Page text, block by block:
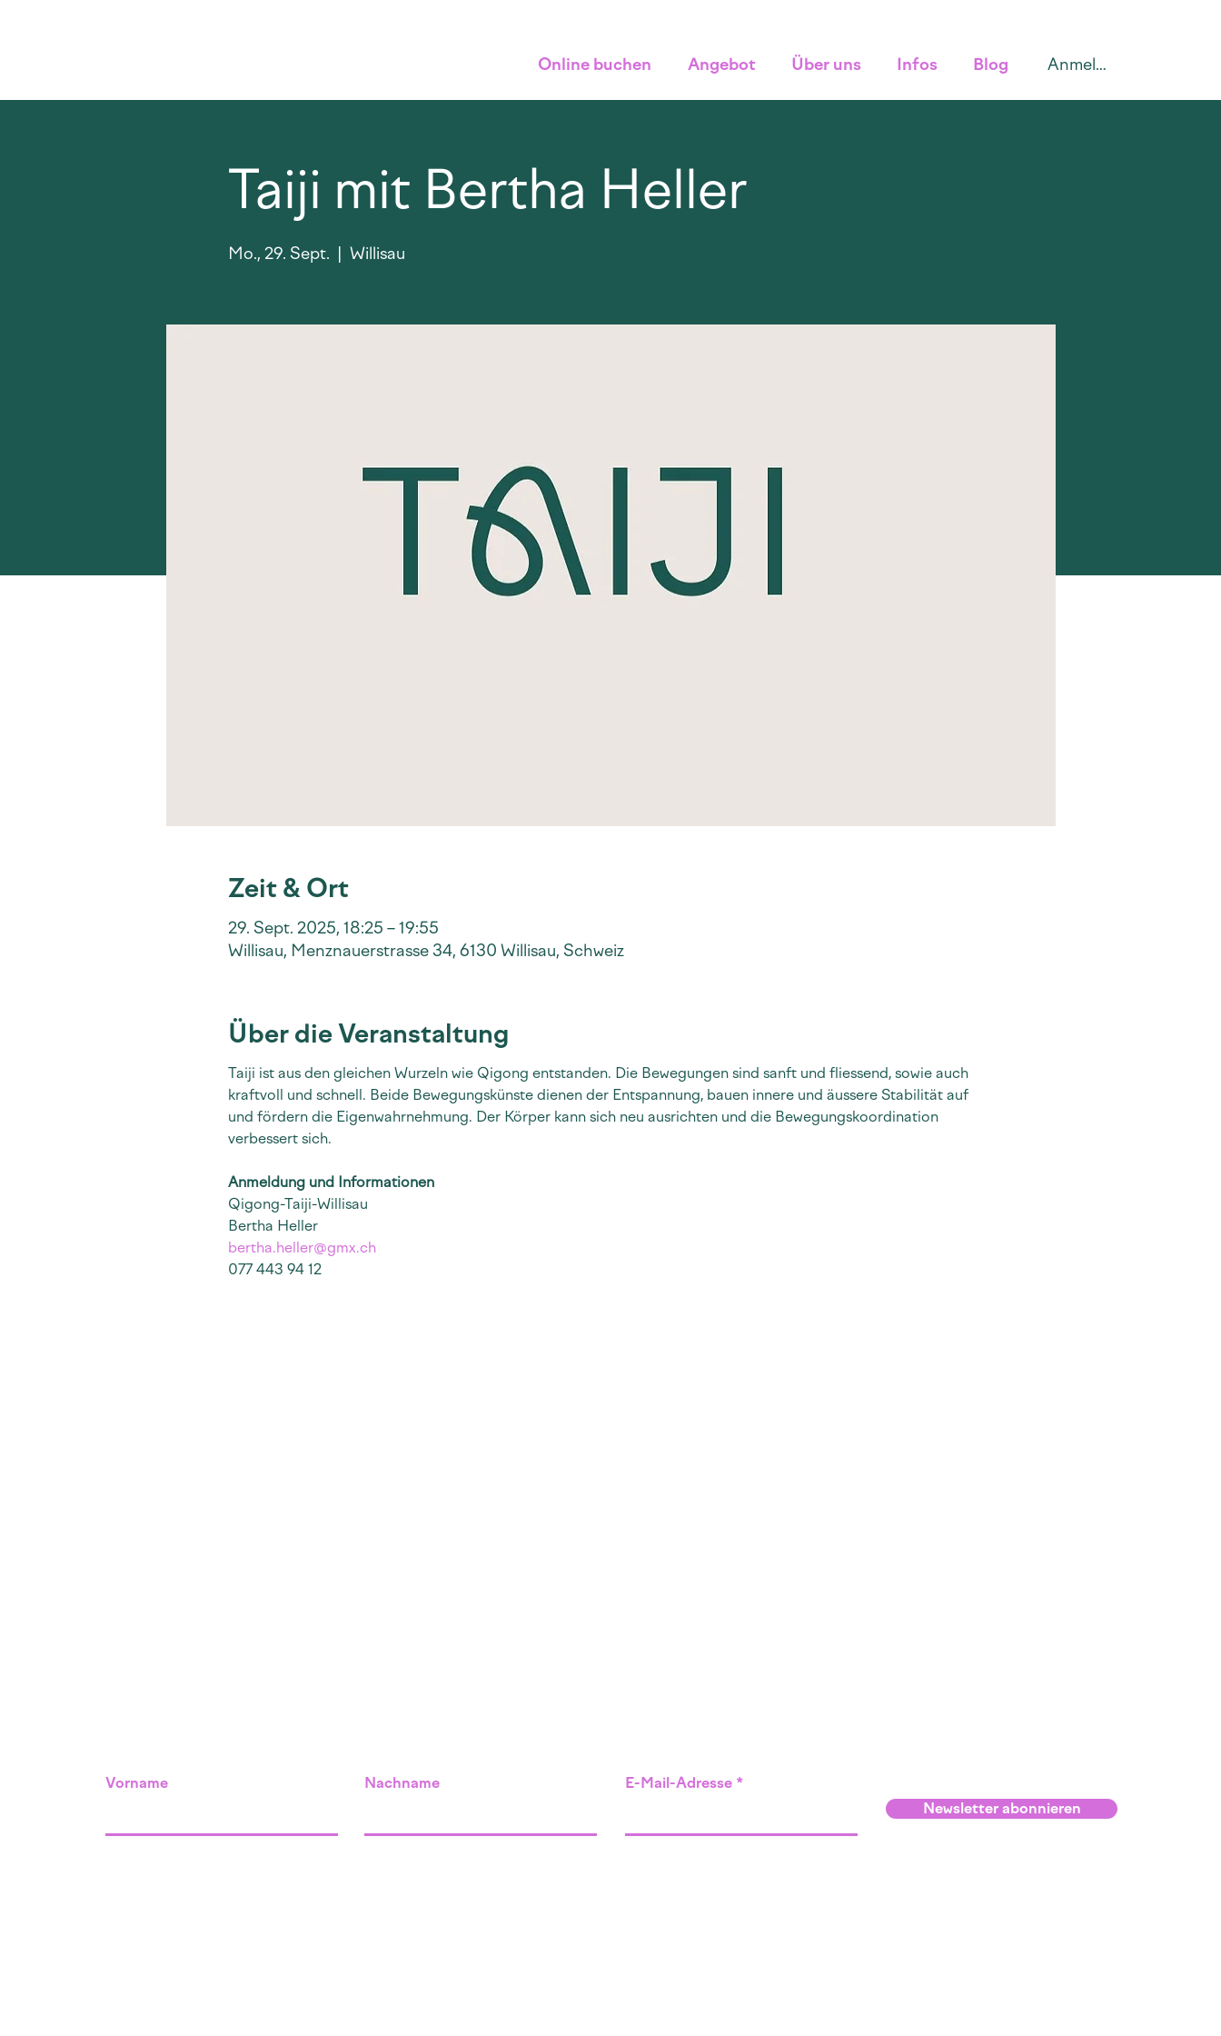
Online buchen Angebot Über uns Infos Blog Anmelden
Taiji mit Bertha Heller
Mo., 29. Sept. Willisau
Zeit & Ort
29. Sept. 2025, 18:25 – 19:55
Willisau, Menznauerstrasse 34, 6130 Willisau, Schweiz
Über die Veranstaltung
Taiji ist aus den gleichen Wurzeln wie Qigong entstanden. Die Bewegungen sind sanft und fliessend, sowie auch
kraftvoll und schnell. Beide Bewegungskünste dienen der Entspannung, bauen innere und äussere Stabilität auf
und fördern die Eigenwahrnehmung. Der Körper kann sich neu ausrichten und die Bewegungskoordination
verbessert sich.
Anmeldung und Informationen
Qigong-Taiji-Willisau
Bertha Heller
bertha.heller@gmx.ch
077 443 94 12
Vorname Nachname
E-Mail-Adresse
Newsletter abonnieren